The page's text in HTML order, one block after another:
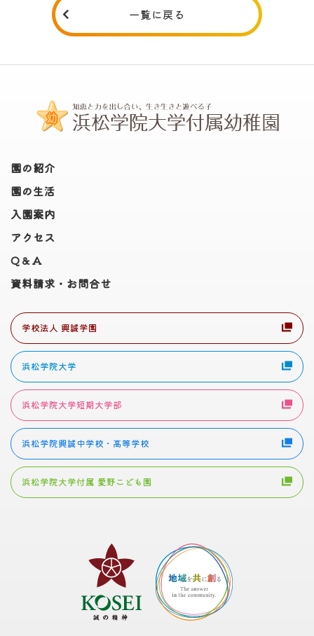
一覧に戻る
園の紹介
園の生活
入園案内
アクセス
Q＆A
資料請求・お問合せ
学校法人 興誠学園
浜松学院大学
浜松学院大学短期大学部
浜松学院興誠中学校・高等学校
浜松学院大学付属 愛野こども園